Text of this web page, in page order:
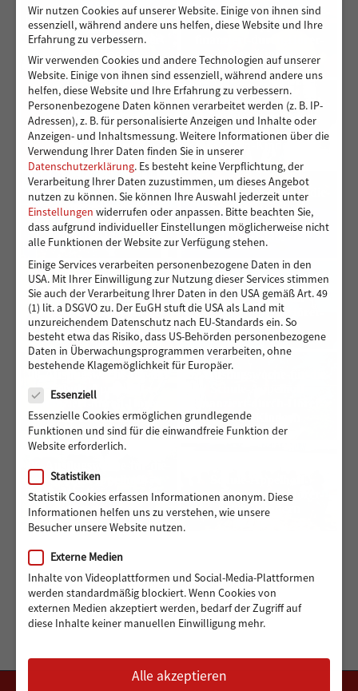
16-Ausflugswoche-für-die-
Schule-Appelhoff-
finanziert-durch-Hörer-
helfen-Kindern
15-Ausflugswoche-für-die-
Schule-Appelhoff-
helfen-Kindern
14-Ausflugswoche-für-die-
Schule-Appelhoff-
finanziert-durch-Hörer-
helfen-Kindern
13-Ausflugswoche-für-die-
Schule-Appelhoff-
finanziert-durch-Hörer-
12-Ausflugswoche-für-die-
Schule-Appelhoff-
finanziert-durch-Hörer-
helfen-Kindern
11-Ausflugswoche-für-die-
Schule-Appelhoff-
finanziert-durch-Hörer-
helfen-Kindern
10-Ausflugswoche-für-die-
Schule-Appelhoff-
finanziert-durch-Hörer-
helfen-Kindern
09-Ausflugswoche-für-die-
Schule-Appelhoff-
finanziert-durch-Hörer-
helfen-Kindern
08-Ausflugswoche-für-die-
Schule-Appelhoff-
finanziert-durch-Hörer-
helfen-Kindern
07-Ausflugswoche-für-die-
helfen-Kindern
Schule-Appelhoff-
finanziert-durch-Hörer-
helfen-Kindern
finanziert-durch-Hörer-
helfen-Kindern
Wir nutzen Cookies auf unserer Website. Einige von ihnen sind
essenziell, während andere uns helfen, diese Website und Ihre
Erfahrung zu verbessern.
Wir verwenden Cookies und andere Technologien auf unserer
Website. Einige von ihnen sind essenziell, während andere uns
helfen, diese Website und Ihre Erfahrung zu verbessern.
Personenbezogene Daten können verarbeitet werden (z. B. IP-
Adressen), z. B. für personalisierte Anzeigen und Inhalte oder
Anzeigen- und Inhaltsmessung.Weitere Informationen über die
Verwendung Ihrer Daten finden Sie in unserer
Datenschutzerklärung. Es besteht keine Verpflichtung, der
Verarbeitung Ihrer Daten zuzustimmen, um dieses Angebot
nutzen zu können.Sie können Ihre Auswahl jederzeit unter
Einstellungen widerrufen oder anpassen. Bitte beachten Sie,
dass aufgrund individueller Einstellungen möglicherweise nicht
alle Funktionen der Website zur Verfügung stehen.
Einige Services verarbeiten personenbezogene Daten in den
USA. Mit Ihrer Einwilligung zur Nutzung dieser Services stimmen
Sie auch der Verarbeitung Ihrer Daten in den USA gemäß Art. 49
(1) lit. a DSGVO zu. Der EuGH stuft die USA als Land mit
unzureichendem Datenschutz nach EU-Standards ein. So
besteht etwa das Risiko, dass US-Behörden personenbezogene
Daten in Überwachungsprogrammen verarbeiten, ohne
bestehende Klagemöglichkeit für Europäer.
Essenziell
Essenzielle Cookies ermöglichen grundlegende
Funktionen und sind für die einwandfreie Funktion der
Website erforderlich.
Statistiken
Statistik Cookies erfassen Informationen anonym. Diese
Informationen helfen uns zu verstehen, wie unsere
Besucher unsere Website nutzen.
Externe Medien
Inhalte von Videoplattformen und Social-Media-Plattformen
werden standardmäßig blockiert. Wenn Cookies von
externen Medien akzeptiert werden, bedarf der Zugriff auf
diese Inhalte keiner manuellen Einwilligung mehr.
Alle akzeptieren